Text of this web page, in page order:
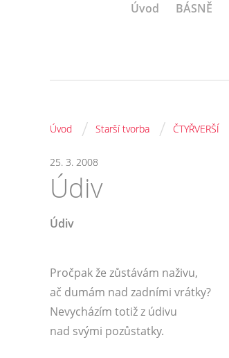
Úvod BÁSNĚ
Úvod / Starší tvorba / ČTYŘVERŠÍ
25. 3. 2008
Údiv
Údiv
Pročpak že zůstávám naživu,
ač dumám nad zadními vrátky?
Nevycházím totiž z údivu
nad svými pozůstatky.